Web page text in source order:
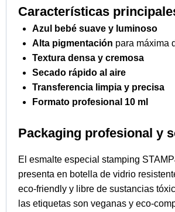
Características
Azul bebé suave y luminoso
Alta pigmentación para máxima
Textura densa y cremosa
Secado rápido al aire
Transferencia limpia y precisa
Formato profesional 10 ml
Packaging profesional y
El esmalte especial stamping
presenta en botella de vidrio
eco-friendly y libre de sustancias
las etiquetas son veganas y eco-